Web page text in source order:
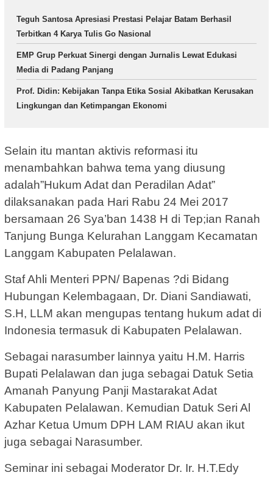
Teguh Santosa Apresiasi Prestasi Pelajar Batam Berhasil
Terbitkan 4 Karya Tulis Go Nasional
EMP Grup Perkuat Sinergi dengan Jurnalis Lewat Edukasi
Media di Padang Panjang
Prof. Didin: Kebijakan Tanpa Etika Sosial Akibatkan Kerusakan
Lingkungan dan Ketimpangan Ekonomi
Selain itu mantan aktivis reformasi itu
menambahkan bahwa tema yang diusung
adalah”Hukum Adat dan Peradilan Adat”
dilaksanakan pada Hari Rabu 24 Mei 2017
bersamaan 26 Sya’ban 1438 H di Tep;ian Ranah
Tanjung Bunga Kelurahan Langgam Kecamatan
Langgam Kabupaten Pelalawan.
Staf Ahli Menteri PPN/ Bapenas ?di Bidang
Hubungan Kelembagaan, Dr. Diani Sandiawati,
S.H, LLM akan mengupas tentang hukum adat di
Indonesia termasuk di Kabupaten Pelalawan.
Sebagai narasumber lainnya yaitu H.M. Harris
Bupati Pelalawan dan juga sebagai Datuk Setia
Amanah Panyung Panji Mastarakat Adat
Kabupaten Pelalawan. Kemudian Datuk Seri Al
Azhar Ketua Umum DPH LAM RIAU akan ikut
juga sebagai Narasumber.
Seminar ini sebagai Moderator Dr. Ir. H.T.Edy